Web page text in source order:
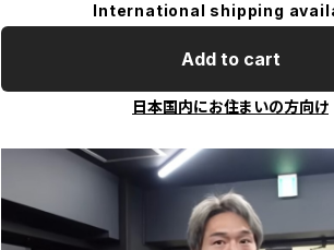
International shipping
Add to cart
日本国内にお住まいの方向け